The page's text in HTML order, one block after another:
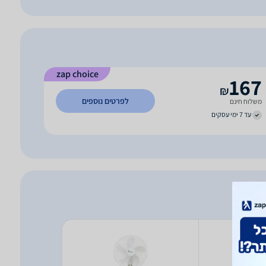
zap choice 167
₪
משלוח חינם
עד 7 ימי עסקים
לפרטים נוספים